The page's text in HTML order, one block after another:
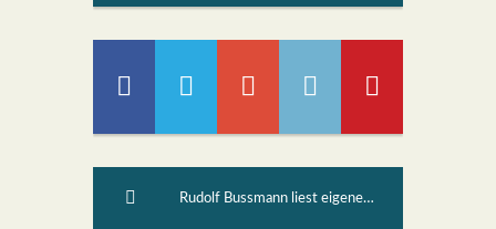
Rudolf Bussmann liest eigene Texte (48)